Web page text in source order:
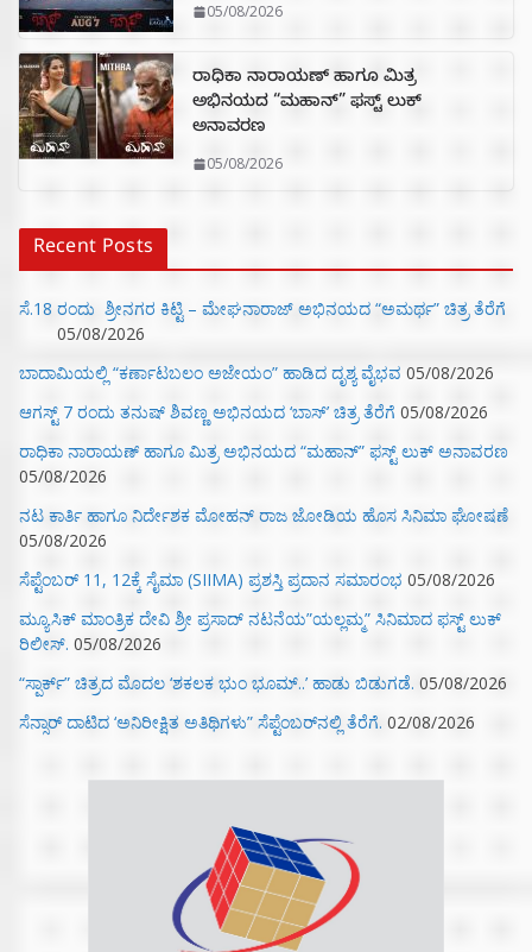
05/08/2026
ರಾಧಿಕಾ ನಾರಾಯಣ್ ಹಾಗೂ ಮಿತ್ರ
ಅಭಿನಯದ “ಮಹಾನ್” ಫಸ್ಟ್ ಲುಕ್
ಅನಾವರಣ
05/08/2026
Recent Posts
ಸೆ.18 ರಂದು ಶ್ರೀನಗರ ಕಿಟ್ಟಿ – ಮೇಘನಾರಾಜ್ ಅಭಿನಯದ “ಅಮರ್ಥ” ಚಿತ್ರ ತೆರೆಗೆ
05/08/2026
ಬಾದಾಮಿಯಲ್ಲಿ “ಕರ್ಣಾಟಬಲಂ ಅಜೇಯಂ” ಹಾಡಿದ ದೃಶ್ಯ ವೈಭವ 05/08/2026
ಆಗಸ್ಟ್ 7 ರಂದು ತನುಷ್ ಶಿವಣ್ಣ ಅಭಿನಯದ ‘ಬಾಸ್’ ಚಿತ್ರ ತೆರೆಗೆ 05/08/2026
ರಾಧಿಕಾ ನಾರಾಯಣ್ ಹಾಗೂ ಮಿತ್ರ ಅಭಿನಯದ “ಮಹಾನ್” ಫಸ್ಟ್ ಲುಕ್ ಅನಾವರಣ
05/08/2026
ನಟ ಕಾರ್ತಿ ಹಾಗೂ ನಿರ್ದೇಶಕ ಮೋಹನ್ ರಾಜ ಜೋಡಿಯ ಹೊಸ ಸಿನಿಮಾ ಘೋಷಣೆ
05/08/2026
ಸೆಪ್ಟೆಂಬರ್ 11, 12ಕ್ಕೆ ಸೈಮಾ (SIIMA) ಪ್ರಶಸ್ತಿ ಪ್ರದಾನ ಸಮಾರಂಭ 05/08/2026
ಮ್ಯೂಸಿಕ್‌ ಮಾಂತ್ರಿಕ ದೇವಿ ಶ್ರೀ ಪ್ರಸಾದ್ ನಟನೆಯ”ಯಲ್ಲಮ್ಮ” ಸಿನಿಮಾದ ಫಸ್ಟ್‌ ಲುಕ್‌
ರಿಲೀಸ್. 05/08/2026
“ಸ್ಪಾರ್ಕ್” ಚಿತ್ರದ ಮೊದಲ‌ ‘ಶಕಲಕ ಭುಂ‌ ಭೂಮ್..’ ಹಾಡು ಬಿಡುಗಡೆ. 05/08/2026
ಸೆನ್ಸಾರ್ ದಾಟಿದ ‘ಅನಿರೀಕ್ಷಿತ ಅತಿಥಿಗಳು” ಸೆಪ್ಟೆಂಬರ್‌ನಲ್ಲಿ ತೆರೆಗೆ. 02/08/2026